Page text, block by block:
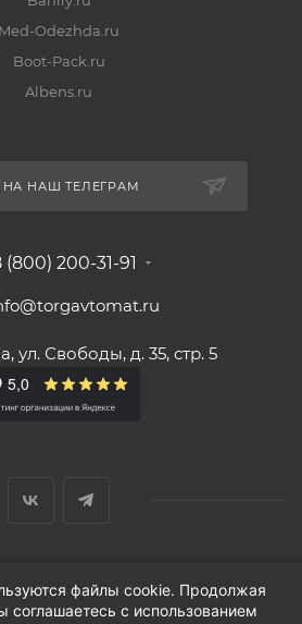
Med-Odezhda.ru
Boot-Pack.ru
Albens.ru
НАШ ТЕЛЕГРАМ
(800) 200-31-91
ул. Свободы, д. 35, стр. 5
1999-2026 г.
файлы cookie. Продолжая
соглашаетесь с использованием